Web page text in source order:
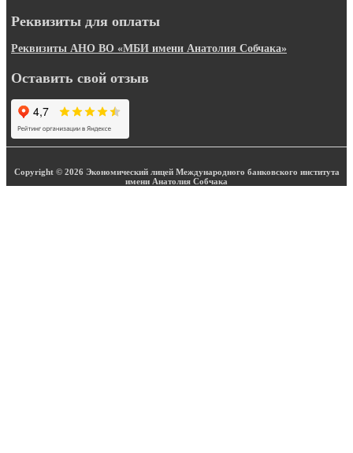
Реквизиты для оплаты
Реквизиты АНО ВО «МБИ имени Анатолия Собчака»
Оставить свой отзыв
Copyright © 2026 Экономический лицей Международного банковского института
имени Анатолия Собчака